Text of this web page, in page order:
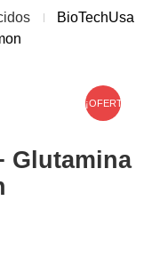
BioTechUsa
¡OFERTA!
Glutamina
$49.25.
es: